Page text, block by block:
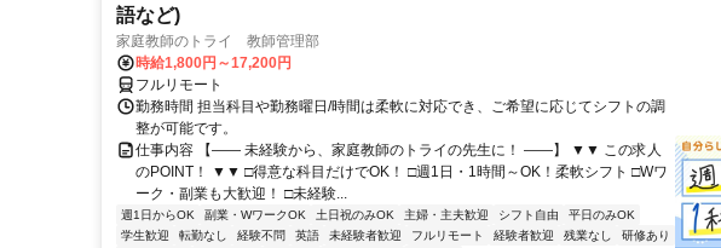
語など)
家庭教師のトライ 教師管理部
時給1,800円～17,200円
フルリモート
勤務時間 担当科目や勤務曜日/時間は柔軟に対応でき、ご希望に応じてシフトの調
整が可能です。
仕事内容 【―― 未経験から、家庭教師のトライの先生に！ ――】 ▼▼ この求人
のPOINT！ ▼▼ □得意な科目だけでOK！ □週1日・1時間～OK！柔軟シフト □Wワ
ーク・副業も大歓迎！ □未経験...
週1日からOK 副業・WワークOK 土日祝のみOK 主婦・主夫歓迎 シフト自由
平日のみOK
学生歓迎
転勤なし 経験不問 英語 未経験者歓迎 フルリモート 経験者歓迎 残業なし
研修あり